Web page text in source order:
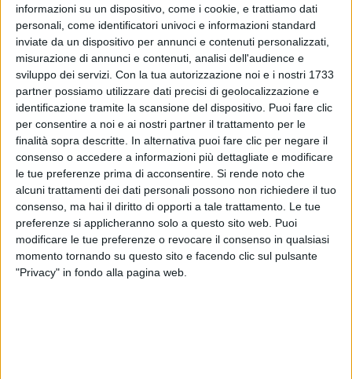
informazioni su un dispositivo, come i cookie, e trattiamo dati
personali, come identificatori univoci e informazioni standard
inviate da un dispositivo per annunci e contenuti personalizzati,
misurazione di annunci e contenuti, analisi dell'audience e
sviluppo dei servizi. Con la tua autorizzazione noi e i nostri 1733
partner possiamo utilizzare dati precisi di geolocalizzazione e
identificazione tramite la scansione del dispositivo. Puoi fare clic
per consentire a noi e ai nostri partner il trattamento per le
finalità sopra descritte. In alternativa puoi fare clic per negare il
consenso o accedere a informazioni più dettagliate e modificare
le tue preferenze prima di acconsentire. Si rende noto che
alcuni trattamenti dei dati personali possono non richiedere il tuo
consenso, ma hai il diritto di opporti a tale trattamento. Le tue
preferenze si applicheranno solo a questo sito web. Puoi
modificare le tue preferenze o revocare il consenso in qualsiasi
momento tornando su questo sito e facendo clic sul pulsante
"Privacy" in fondo alla pagina web.
Un post condiviso da lorenzojova (@lorenzojova)
“È stata una bella avventura, per me una settimana
indimenticabile che avrei voluto non finisse mai”, ha
commentato ancora Jovanotti, documentando tappa
dopo tappa, sui social, un viaggio culminato proprio